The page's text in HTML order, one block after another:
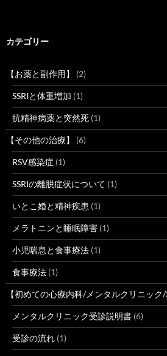
カテゴリー
【お薬と副作用】 (2)
SSRIと体重増加 (1)
抗精神病薬と突然死 (1)
【その他の治療】 (6)
RSV感染症 (1)
SSRIの離脱症状について (1)
いとこ婚と精神疾患 (1)
メラトニンと睡眠障害 (1)
小児喘息と食事療法 (1)
食事療法 (1)
【初めての心療内科/メンタルクリニック/
メンタルクリニック受診説明書 (6)
受診の流れ (1)